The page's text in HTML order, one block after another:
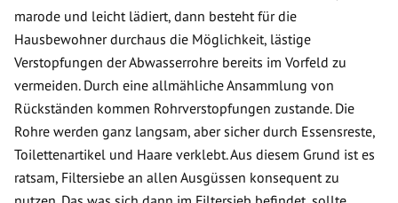
marode und leicht lädiert, dann besteht für die
Hausbewohner durchaus die Möglichkeit, lästige
Verstopfungen der Abwasserrohre bereits im Vorfeld zu
vermeiden. Durch eine allmähliche Ansammlung von
Rückständen kommen Rohrverstopfungen zustande. Die
Rohre werden ganz langsam, aber sicher durch Essensreste,
Toilettenartikel und Haare verklebt. Aus diesem Grund ist es
ratsam, Filtersiebe an allen Ausgüssen konsequent zu